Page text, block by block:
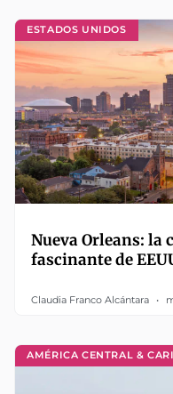
ESTADOS UNIDOS
Nueva Orleans: la
fascinante de
Claudia Franco Alcántara
AMÉRICA CENTRAL &